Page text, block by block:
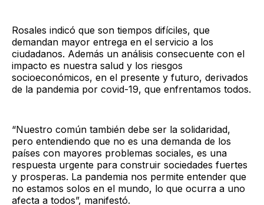
Rosales indicó que son tiempos difíciles, que
demandan mayor entrega en el servicio a los
ciudadanos. Además un análisis consecuente con el
impacto es nuestra salud y los riesgos
socioeconómicos, en el presente y futuro, derivados
de la pandemia por covid-19, que enfrentamos todos.
“Nuestro común también debe ser la solidaridad,
pero entendiendo que no es una demanda de los
países con mayores problemas sociales, es una
respuesta urgente para construir sociedades fuertes
y prosperas. La pandemia nos permite entender que
no estamos solos en el mundo, lo que ocurra a uno
afecta a todos”, manifestó.